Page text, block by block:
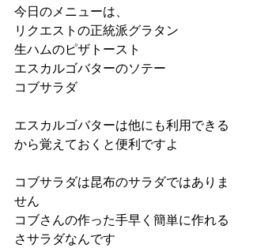
今日のメニューは、
リクエストの正統派グラタン
生ハムのピザトースト
エスカルゴバターのソテー
コブサラダ
エスカルゴバターは他にも利用できる
から覚えておくと便利ですよ
コブサラダは昆布のサラダではありま
せん
コブさんの作った手早く簡単に作れる
さサラダなんです